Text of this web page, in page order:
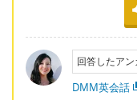
回答したアン
DMM英会話